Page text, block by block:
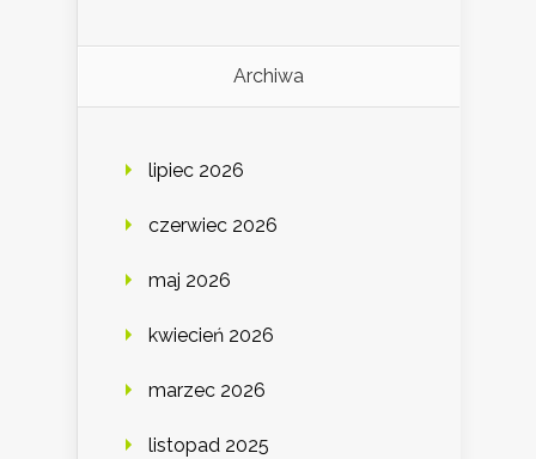
Archiwa
lipiec 2026
czerwiec 2026
maj 2026
kwiecień 2026
marzec 2026
listopad 2025